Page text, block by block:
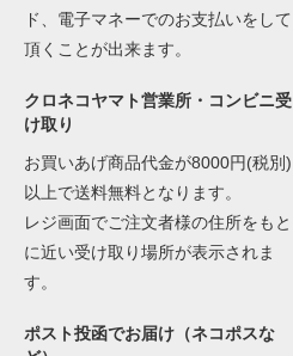
ド、電子マネーでのお支払いをして
頂くことが出来ます。
クロネコヤマト営業所・コンビニ受
け取り
お買いあげ商品代金が8000円(税別)
以上で送料無料となります。
レジ画面でご注文者様の住所をもと
に近い受け取り場所が表示されま
す。
ポスト投函でお届け（ネコポスな